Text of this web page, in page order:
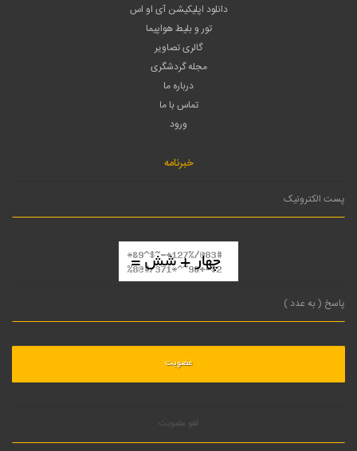
دانلود اپلیکیشن آی او اس
تور و بلیط هواپیما
گالری تصاویر
مجله گردشگری
درباره ما
تماس با ما
ورود
خبرنامه
لغو عضویت